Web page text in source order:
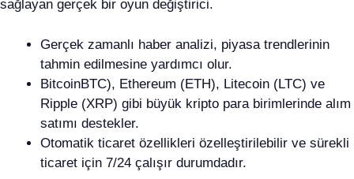
sağlayan gerçek bir oyun değiştirici.
Gerçek zamanlı haber analizi, piyasa trendlerinin
tahmin edilmesine yardımcı olur.
BitcoinBTC), Ethereum (ETH), Litecoin (LTC) ve
Ripple (XRP) gibi büyük kripto para birimlerinde alım
satımı destekler.
Otomatik ticaret özellikleri özelleştirilebilir ve sürekli
ticaret için 7/24 çalışır durumdadır.